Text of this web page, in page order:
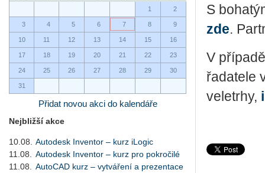
1
2
3 4 5 6 7 8 9
10 11 12 13 14 15 16
17 18 19 20 21 22 23
24 25 26 27 28 29 30
31
Přidat novou akci do kalendáře
Nejbližší akce
10.08.
Autodesk Inventor – kurz iLogic
11.08.
Autodesk Inventor – kurz pro pokročilé
11.08.
AutoCAD kurz – vytváření a prezentace
S
zde.
V
řa­da­te­le
ve­letrhy,